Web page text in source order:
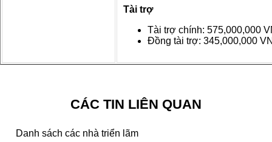
Tài trợ
Tài trợ chính: 575,000,000
Đồng tài trợ: 345,000,000
CÁC TIN LIÊN QUAN
Danh sách các nhà triển lãm